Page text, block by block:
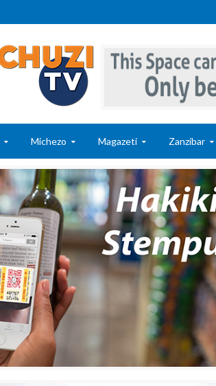
Michezo Magazeti Zanzibar